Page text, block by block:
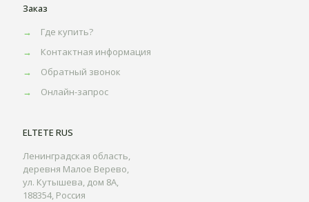
Заказ
→
Где купить?
→
Контактная информация
→
Обратный звонок
→
Онлайн-запрос
ELTETE RUS
Ленинградская область,
деревня Малое Верево,
ул. Кутышева, дом 8А,
188354, Россия